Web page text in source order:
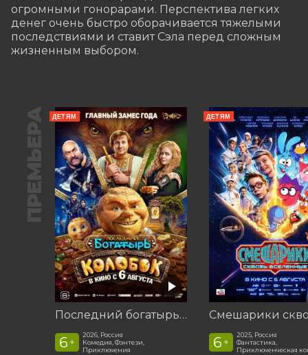
огромными гонорарами. Перспектива легких
денег очень быстро оборачивается тяжелыми
последствиями и ставит Сэла перед сложным
жизненным выбором.
ПРЕМЬЕРА ДЕТЯМ
Последний богатырь. Колобок
6 +
2026, Россия
Комедия, Фэнтези,
Приключения
ДЕТЯМ
6 +
2025, Россия
Фантастика,
Приключенческая